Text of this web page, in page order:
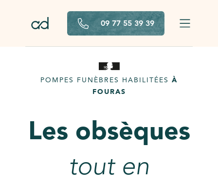
09 77 55 39 39
POMPES FUNÈBRES HABILITÉES À
FOURAS
Les obsèques
tout en